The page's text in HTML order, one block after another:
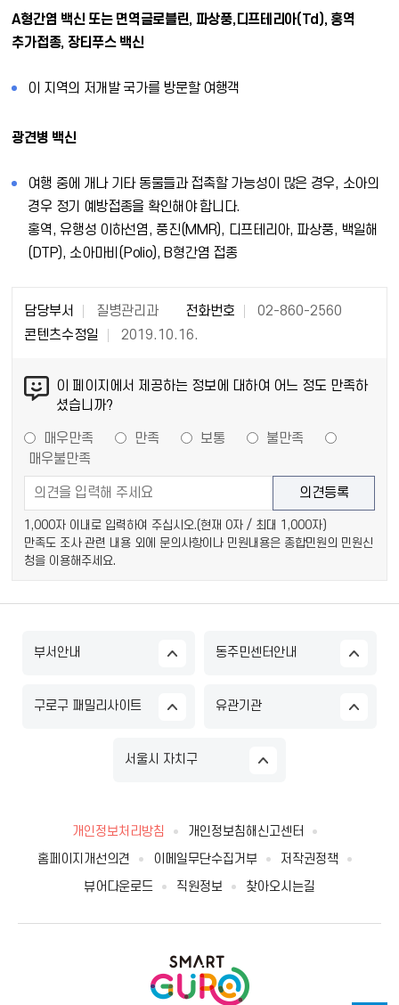
A형간염 백신 또는 면역글로블린, 파상풍,디프테리아(Td), 홍역
추가접종, 장티푸스 백신
이 지역의 저개발 국가를 방문할 여행객
광견병 백신
여행 중에 개나 기타 동물들과 접촉할 가능성이 많은 경우, 소아의
경우 정기 예방접종을 확인해야 합니다.
홍역, 유행성 이하선염, 풍진(MMR), 디프테리아, 파상풍, 백일해
(DTP), 소아마비(Polio), B형간염 접종
담당부서 질병관리과 전화번호
02-860-2560
콘텐츠수정일
2019.10.16.
이 페이지에서 제공하는 정보에 대하여 어느 정도 만족하
셨습니까?
매우만족 만족 보통
불만족
매우불만족
1,000자 이내로 입력하여 주십시오.(현재 0자 / 최대 1,000자)
만족도 조사 관련 내용 외에 문의사항이나 민원내용은 종합민원의 민원신
청을 이용해주세요.
부서안내 동주민센터안내
구로구 패밀리사이트 유관기관
서울시 자치구
개인정보처리방침
개인정보침해신고센터
홈페이지개선의견
이메일무단수집거부
저작권정책
뷰어다운로드
직원정보 찾아오시는길